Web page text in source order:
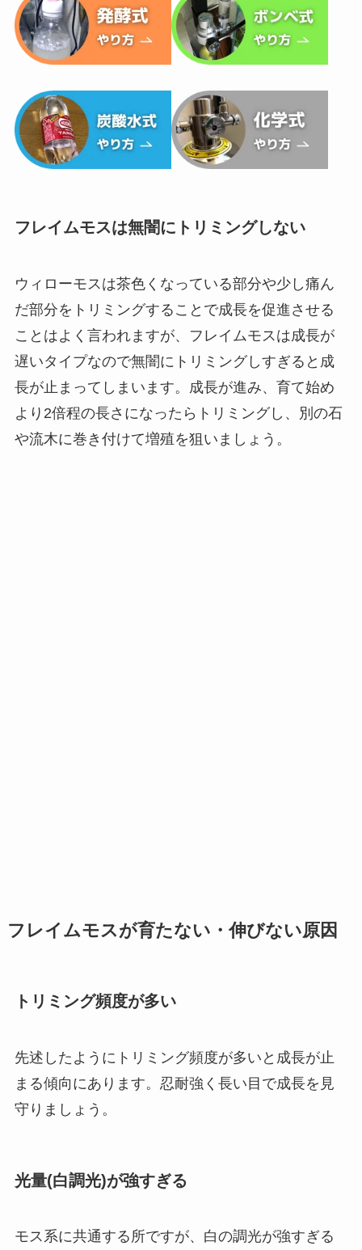
フレイムモスは無闇にトリミングしない
ウィローモスは茶色くなっている部分や少し痛ん
だ部分をトリミングすることで成長を促進させる
ことはよく言われますが、フレイムモスは成長が
遅いタイプなので無闇にトリミングしすぎると成
長が止まってしまいます。成長が進み、育て始め
より2倍程の長さになったらトリミングし、別の石
や流木に巻き付けて増殖を狙いましょう。
フレイムモスが育たない・伸びない原因
トリミング頻度が多い
先述したようにトリミング頻度が多いと成長が止
まる傾向にあります。忍耐強く長い目で成長を見
守りましょう。
光量(白調光)が強すぎる
モス系に共通する所ですが、白の調光が強すぎる